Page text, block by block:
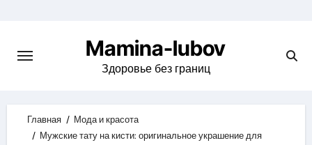
content
Mamina-lubov
Здоровье без границ
Главная
Мода и красота
Мужские тату на кисти: оригинальное украшение для